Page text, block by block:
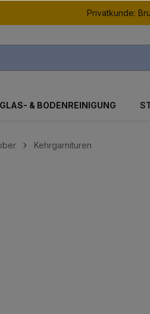
Privatkunde:
GLAS- & BODENREINIGUNG
Kehrgarnituren